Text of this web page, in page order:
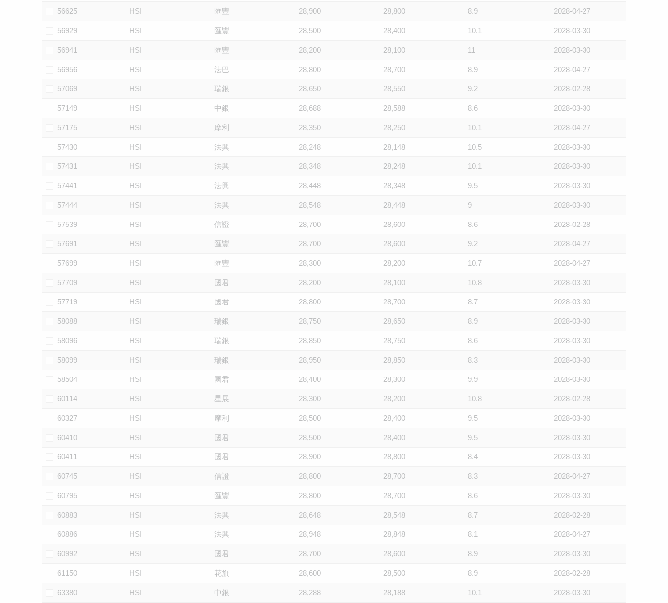
56625 HSI 匯豐 28,900 28,800 8.9 2028-04-27
56929 HSI 匯豐 28,500 28,400 10.1 2028-03-30
56941 HSI 匯豐 28,200 28,100 11 2028-03-30
56956 HSI 法巴 28,800 28,700 8.9 2028-04-27
57069 HSI 瑞銀 28,650 28,550 9.2 2028-02-28
57149 HSI 中銀 28,688 28,588 8.6 2028-03-30
57175 HSI 摩利 28,350 28,250 10.1 2028-04-27
57430 HSI 法興 28,248 28,148 10.5 2028-03-30
57431 HSI 法興 28,348 28,248 10.1 2028-03-30
57441 HSI 法興 28,448 28,348 9.5 2028-03-30
57444 HSI 法興 28,548 28,448 9 2028-03-30
57539 HSI 信證 28,700 28,600 8.6 2028-02-28
57691 HSI 匯豐 28,700 28,600 9.2 2028-04-27
57699 HSI 匯豐 28,300 28,200 10.7 2028-04-27
57709 HSI 國君 28,200 28,100 10.8 2028-03-30
57719 HSI 國君 28,800 28,700 8.7 2028-03-30
58088 HSI 瑞銀 28,750 28,650 8.9 2028-03-30
58096 HSI 瑞銀 28,850 28,750 8.6 2028-03-30
58099 HSI 瑞銀 28,950 28,850 8.3 2028-03-30
58504 HSI 國君 28,400 28,300 9.9 2028-03-30
60114 HSI 星展 28,300 28,200 10.8 2028-02-28
60327 HSI 摩利 28,500 28,400 9.5 2028-03-30
60410 HSI 國君 28,500 28,400 9.5 2028-03-30
60411 HSI 國君 28,900 28,800 8.4 2028-03-30
60745 HSI 信證 28,800 28,700 8.3 2028-04-27
60795 HSI 匯豐 28,800 28,700 8.6 2028-03-30
60883 HSI 法興 28,648 28,548 8.7 2028-02-28
60886 HSI 法興 28,948 28,848 8.1 2028-04-27
60992 HSI 國君 28,700 28,600 8.9 2028-03-30
61150 HSI 花旗 28,600 28,500 8.9 2028-02-28
63380 HSI 中銀 28,288 28,188 10.1 2028-03-30